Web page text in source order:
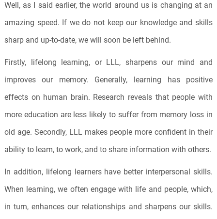
Well, as I said earlier, the world around us is changing at an
amazing speed. If we do not keep our knowledge and skills
sharp and up-to-date, we will soon be left behind.
Firstly, lifelong learning, or LLL, sharpens our mind and
improves our memory. Generally, learning has positive
effects on human brain. Research reveals that people with
more education are less likely to suffer from memory loss in
old age. Secondly, LLL makes people more confident in their
ability to leam, to work, and to share information with others.
In addition, lifelong learners have better interpersonal skills.
When learning, we often engage with life and people, which,
in turn, enhances our relationships and sharpens our skills.